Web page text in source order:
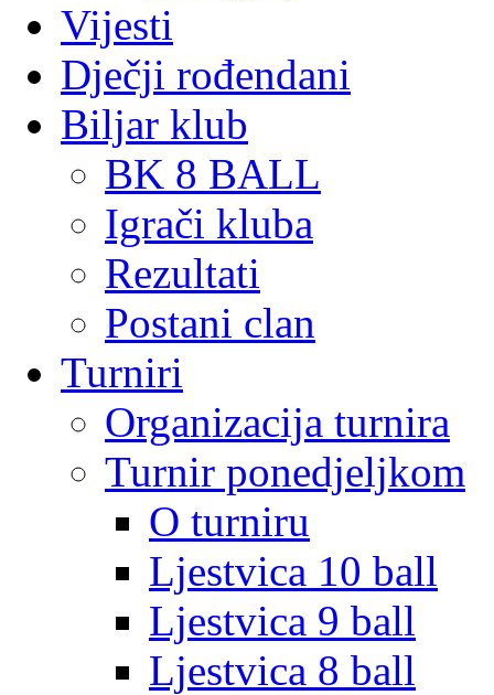
Vijesti
Dječji rođendani
Biljar klub
BK 8 BALL
Igrači kluba
Rezultati
Postani clan
Turniri
Organizacija turnira
Turnir ponedjeljkom
O turniru
Ljestvica 10 ball
Ljestvica 9 ball
Ljestvica 8 ball